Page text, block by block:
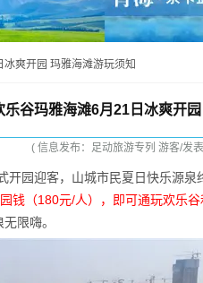
爽开园 玛雅海滩游玩须知
乐谷玛雅海滩6月21日冰爽开
( 信息发布：足动旅游专列 游客/发
开园迎客，山城市民夏日快乐源
钱（180元/人），即可通玩欢乐
限嗨。